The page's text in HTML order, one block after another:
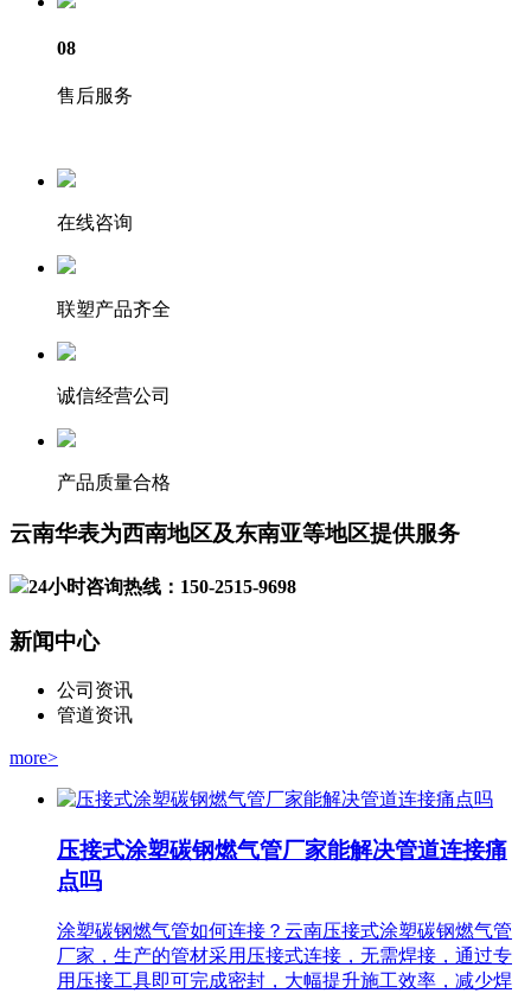
08
售后服务
在线咨询
联塑产品齐全
诚信经营公司
产品质量合格
云南华表为西南地区及东南亚等地区提供服务
24小时咨询热线：150-2515-9698
新闻中心
公司资讯
管道资讯
more>
压接式涂塑碳钢燃气管厂家能解决管道连接痛
点吗
涂塑碳钢燃气管如何连接？云南压接式涂塑碳钢燃气管
厂家，生产的管材采用压接式连接，无需焊接，通过专
用压接工具即可完成密封，大幅提升施工效率，减少焊